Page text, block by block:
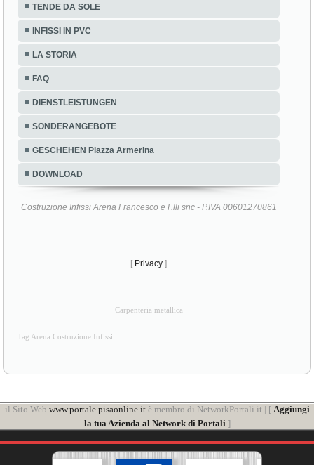
TENDE DA SOLE
INFISSI IN PVC
LA STORIA
FAQ
DIENSTLEISTUNGEN
SONDERANGEBOTE
GESCHEHEN Piazza Armerina
DOWNLOAD
Costruzione Infissi Arena Francesco e F.lli snc - P.IVA 00601270861
[ Privacy ]
Carpenteria metallica
Tag Arena Costruzione Infissi
il Sito Web www.portale.pisaonline.itè membro di NetworkPortali.it | [ Aggiungi
la tua Azienda al Network di Portali]